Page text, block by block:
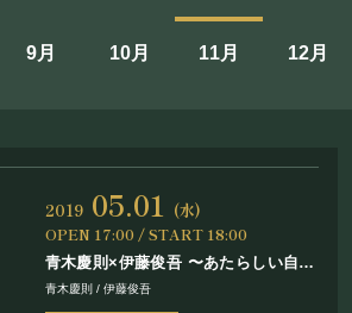
9月 10月 11月 12月
2019 05.01 (水)
OPEN 17:00 / START 18:00
青木慶則×伊藤俊吾 〜あたらしい自分
になる日〜
青木慶則 / 伊藤俊吾